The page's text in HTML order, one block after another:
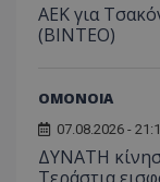
ΑΕΚ για
(ΒΙΝΤΕΟ)
ΟΜΟΝΟΙΑ
07.08.2026 -
ΔΥΝΑΤΗ